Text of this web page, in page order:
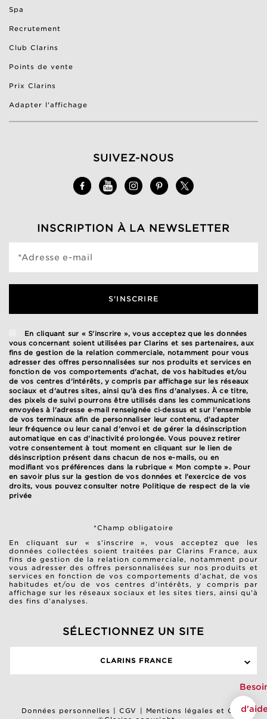
Spa
Recrutement
Club Clarins
Points de vente
Prix Clarins
Adapter l'affichage
SUIVEZ-NOUS
INSCRIPTION À LA NEWSLETTER
*Adresse e-mail
S'INSCRIRE
En cliquant sur « S'inscrire », vous acceptez que les données
vous concernant soient utilisées par Clarins et ses partenaires, aux
fins de gestion de la relation commerciale, notamment pour vous
adresser des offres personnalisées sur nos produits et services en
fonction de vos comportements d'achat, de vos habitudes et/ou
de vos centres d'intérêts, y compris par affichage sur les réseaux
sociaux et d'autres sites, ainsi qu'à des fins d'analyses. À ce titre,
des pixels de suivi pourrons être utilisés dans les communications
envoyées à l'adresse e‑mail renseignée ci‑dessus et sur l'ensemble
de vos terminaux afin de personnaliser leur contenu, d'adapter
leur fréquence ou leur canal d'envoi et de gérer la désinscription
automatique en cas d'inactivité prolongée. Vous pouvez retirer
votre consentement à tout moment en cliquant sur le lien de
désinscription présent dans chacun de nos e-mails, ou en
modifiant vos préférences dans la rubrique « Mon compte ». Pour
en savoir plus sur la gestion de vos données et l'exercice de vos
droits, vous pouvez consulter notre Politique de respect de la vie
privée
*Champ obligatoire
En cliquant sur « s’inscrire », vous acceptez que les
données collectées soient traitées par Clarins France, aux
fins de gestion de la relation commerciale, notamment pour
vous adresser des offres personnalisées sur nos produits et
services en fonction de vos comportements d’achat, de vos
habitudes et/ou de vos centres d’intérêts, y compris par
affichage sur les réseaux sociaux et les sites tiers, ainsi qu’à
des fins d’analyses.
SÉLECTIONNEZ UN SITE
CLARINS FRANCE
Données personnelles | CGV | Mentions légales et CGU